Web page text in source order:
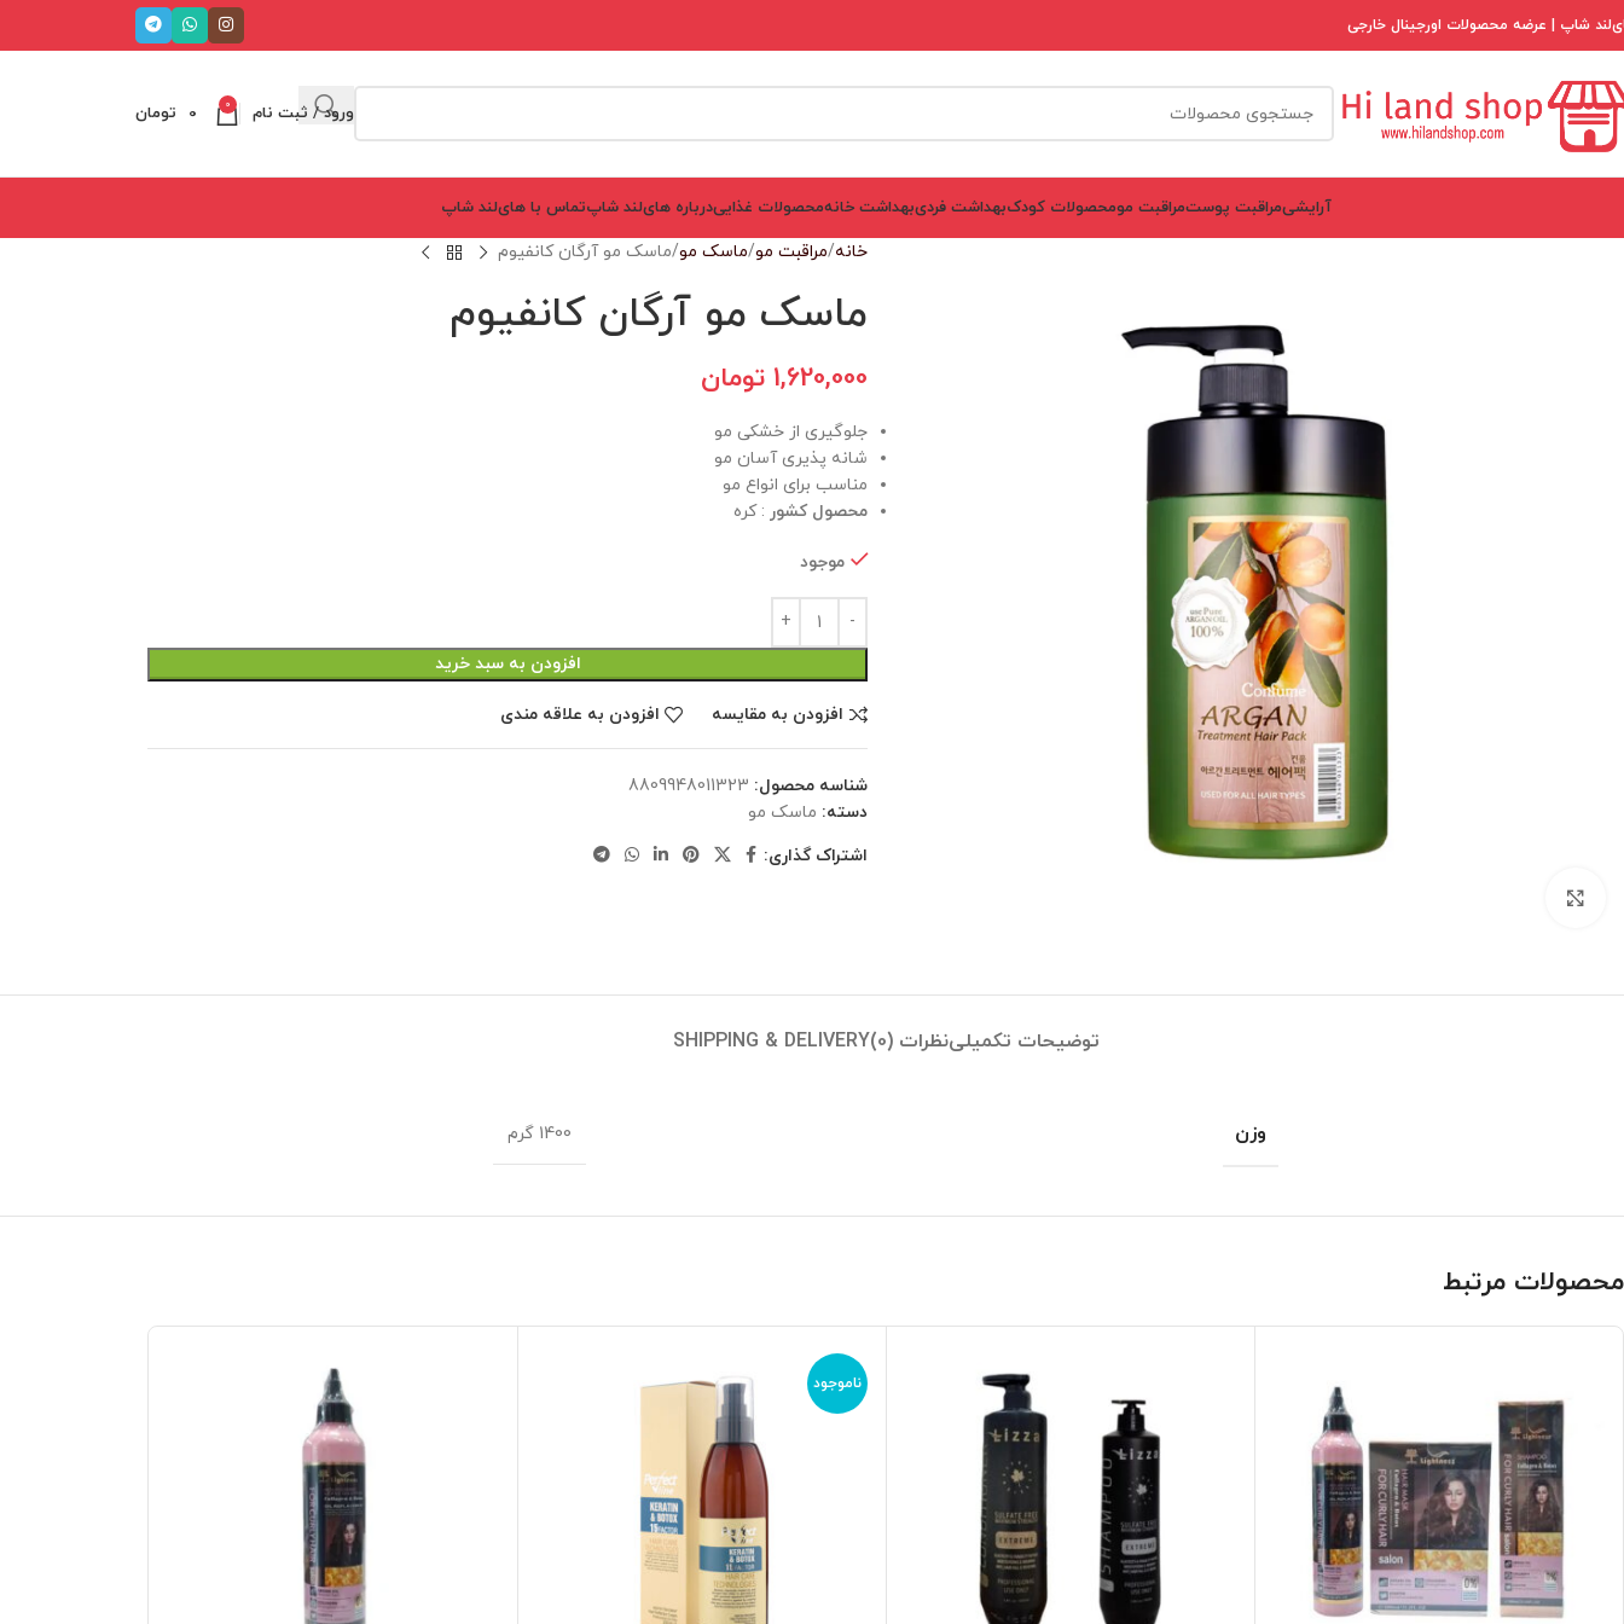
شاپ | عرضه محصولات اورجینال خارجی
ورود / ثبت نام 0
0 تومان
آرایشیمراقبت پوستمراقبت مومحصولات کودکبهداشت فردیبهداشت خانهمحصولات غذاییدرباره های‌لند شاپتماس با های‌لند شاپ
خانه مراقبت مو ماسک مو ماسک مو آرگان کانفیوم
ماسک مو آرگان کانفیوم
1,620,000 تومان
جلوگیری از خشکی مو
شانه پذیری آسان مو
مناسب برای انواع مو
محصول کشور : کره
موجود
افزودن به سبد خرید
افزودن به مقایسه افزودن به علاقه مندی
شناسه محصول: 8809948011323
دسته: ماسک مو
اشتراک گذاری:
توضیحات تکمیلینظرات (0) SHIPPING & DELIVERY
وزن 1400 گرم
محصولات مرتبط
ناموجود